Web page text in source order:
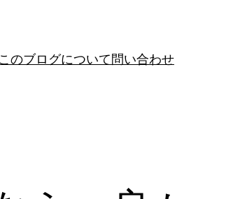
このブログについて問い合わせ